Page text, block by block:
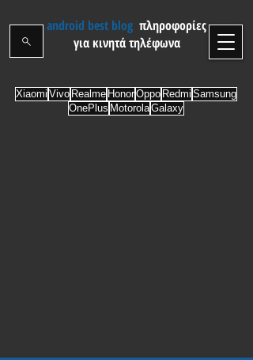
android best blog πληροφορίες
για κινητά τηλέφωνα
Xiaomi Vivo Realme HonorOppo Redmi Samsung
OnePlus MotorolaGalaxy